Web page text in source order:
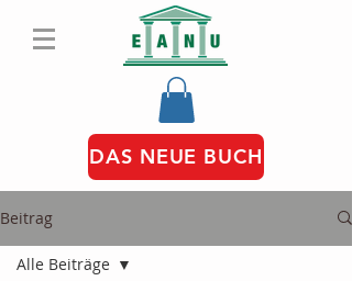
DAS NEUE BUCH
Beitrag
Alle Beiträge